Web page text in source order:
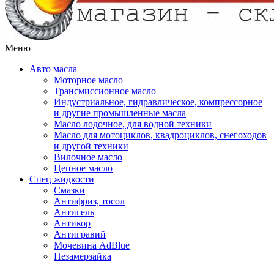
Меню
Авто масла
Моторное масло
Трансмиссионное масло
Индустриальное, гидравлическое, компрессорное
и другие промышленные масла
Масло лодочное, для водной техники
Масло для мотоциклов, квадроциклов, снегоходов
и другой техники
Вилочное масло
Цепное масло
Спец жидкости
Смазки
Антифриз, тосол
Антигель
Антикор
Антигравий
Мочевина AdBlue
Незамерзайка